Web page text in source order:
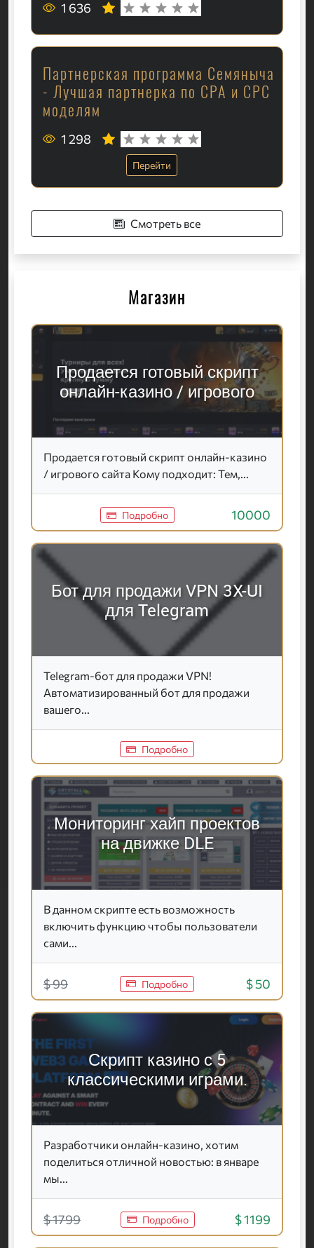
1 636
Партнерская программа Семяныча
- Лучшая партнерка по CPA и CPC
моделям
1 298
Перейти
Смотреть все
Магазин
Продается готовый скрипт
онлайн-казино / игрового
Продается готовый скрипт онлайн-казино
/ игрового сайта Кому подходит: Тем,...
Подробно 10000
Бот для продажи VPN 3X-UI
для Telegram
Telegram-бот для продажи VPN!
Автоматизированный бот для продажи
вашего...
Подробно
Мониторинг хайп проектов
на движке DLE
В данном скрипте есть возможность
включить функцию чтобы пользователи
сами...
$ 99 Подробно $ 50
Скрипт казино с 5
классическими играми.
Разработчики онлайн-казино, хотим
поделиться отличной новостью: в январе
мы...
$ 1799 Подробно $ 1199